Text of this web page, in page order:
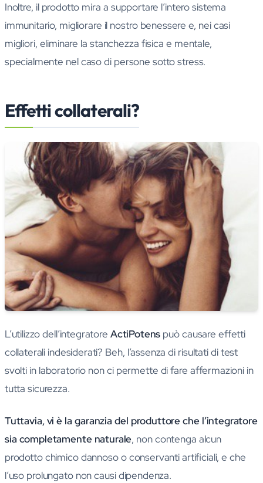
Inoltre, il prodotto mira a supportare l’intero sistema
immunitario, migliorare il nostro benessere e, nei casi
migliori, eliminare la stanchezza fisica e mentale,
specialmente nel caso di persone sotto stress.
Effetti collaterali?
L’utilizzo dell’integratore ActiPotens può causare effetti
collaterali indesiderati? Beh, l’assenza di risultati di test
svolti in laboratorio non ci permette di fare affermazioni in
tutta sicurezza.
Tuttavia, vi è la garanzia del produttore che l’integratore
sia completamente naturale, non contenga alcun
prodotto chimico dannoso o conservanti artificiali, e che
l’uso prolungato non causi dipendenza.